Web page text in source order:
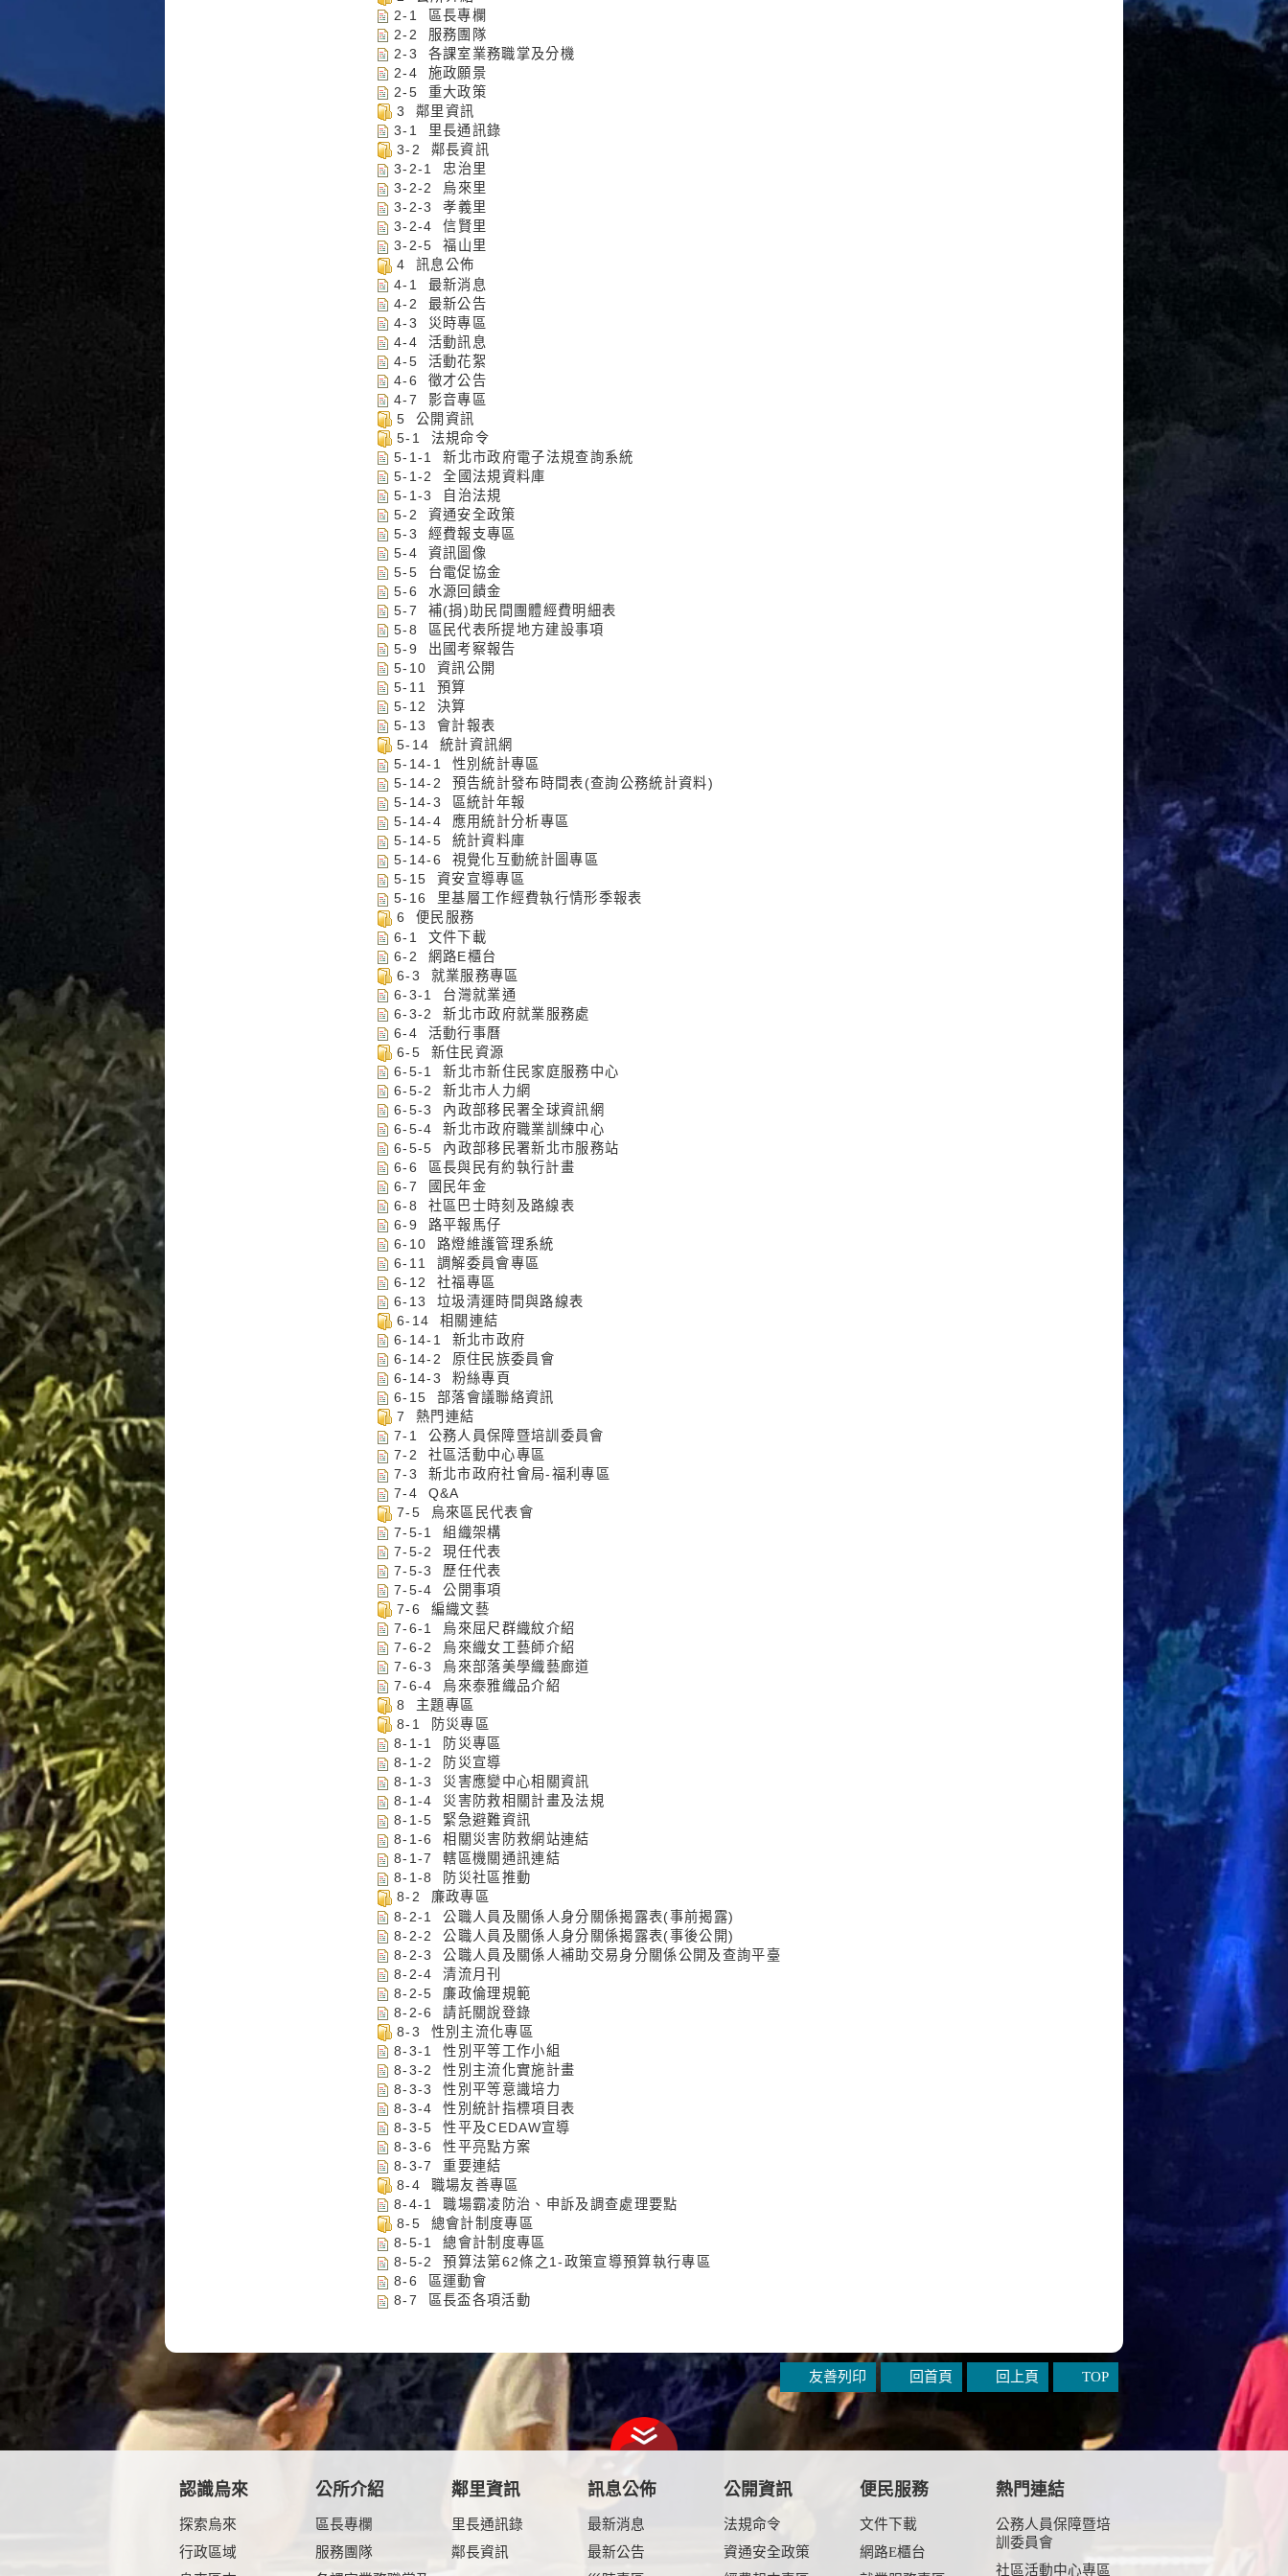
2-1 區長專欄
2-2 服務團隊
2-3 各課室業務職掌及分機
2-4 施政願景
2-5 重大政策
3 鄰里資訊
3-1 里長通訊錄
3-2 鄰長資訊
3-2-1 忠治里
3-2-2 烏來里
3-2-3 孝義里
3-2-4 信賢里
3-2-5 福山里
4 訊息公佈
4-1 最新消息
4-2 最新公告
4-3 災時專區
4-4 活動訊息
4-5 活動花絮
4-6 徵才公告
4-7 影音專區
5 公開資訊
5-1 法規命令
5-1-1 新北市政府電子法規查詢系統
5-1-2 全國法規資料庫
5-1-3 自治法規
5-2 資通安全政策
5-3 經費報支專區
5-4 資訊圖像
5-5 台電促協金
5-6 水源回饋金
5-7 補(捐)助民間團體經費明細表
5-8 區民代表所提地方建設事項
5-9 出國考察報告
5-10 資訊公開
5-11 預算
5-12 決算
5-13 會計報表
5-14 統計資訊網
5-14-1 性別統計專區
5-14-2 預告統計發布時間表(查詢公務統計資料)
5-14-3 區統計年報
5-14-4 應用統計分析專區
5-14-5 統計資料庫
5-14-6 視覺化互動統計圖專區
5-15 資安宣導專區
5-16 里基層工作經費執行情形季報表
6 便民服務
6-1 文件下載
6-2 網路E櫃台
6-3 就業服務專區
6-3-1 台灣就業通
6-3-2 新北市政府就業服務處
6-4 活動行事曆
6-5 新住民資源
6-5-1 新北市新住民家庭服務中心
6-5-2 新北市人力網
6-5-3 內政部移民署全球資訊網
6-5-4 新北市政府職業訓練中心
6-5-5 內政部移民署新北市服務站
6-6 區長與民有約執行計畫
6-7 國民年金
6-8 社區巴士時刻及路線表
6-9 路平報馬仔
6-10 路燈維護管理系統
6-11 調解委員會專區
6-12 社福專區
6-13 垃圾清運時間與路線表
6-14 相關連結
6-14-1 新北市政府
6-14-2 原住民族委員會
6-14-3 粉絲專頁
6-15 部落會議聯絡資訊
7 熱門連結
7-1 公務人員保障暨培訓委員會
7-2 社區活動中心專區
7-3 新北市政府社會局-福利專區
7-4 Q&A
7-5 烏來區民代表會
7-5-1 組織架構
7-5-2 現任代表
7-5-3 歷任代表
7-5-4 公開事項
7-6 編織文藝
7-6-1 烏來屈尺群織紋介紹
7-6-2 烏來織女工藝師介紹
7-6-3 烏來部落美學織藝廊道
7-6-4 烏來泰雅織品介紹
8 主題專區
8-1 防災專區
8-1-1 防災專區
8-1-2 防災宣導
8-1-3 災害應變中心相關資訊
8-1-4 災害防救相關計畫及法規
8-1-5 緊急避難資訊
8-1-6 相關災害防救網站連結
8-1-7 轄區機關通訊連結
8-1-8 防災社區推動
8-2 廉政專區
8-2-1 公職人員及關係人身分關係揭露表(事前揭露)
8-2-2 公職人員及關係人身分關係揭露表(事後公開)
8-2-3 公職人員及關係人補助交易身分關係公開及查詢平臺
8-2-4 清流月刊
8-2-5 廉政倫理規範
8-2-6 請託關說登錄
8-3 性別主流化專區
8-3-1 性別平等工作小組
8-3-2 性別主流化實施計畫
8-3-3 性別平等意識培力
8-3-4 性別統計指標項目表
8-3-5 性平及CEDAW宣導
8-3-6 性平亮點方案
8-3-7 重要連結
8-4 職場友善專區
8-4-1 職場霸凌防治、申訴及調查處理要點
8-5 總會計制度專區
8-5-1 總會計制度專區
8-5-2 預算法第62條之1-政策宣導預算執行專區
8-6 區運動會
8-7 區長盃各項活動
友善列印 回首頁 回上頁 TOP
認識烏來
探索烏來
行政區域
公所介紹
區長專欄
服務團隊
鄰里資訊
里長通訊錄
鄰長資訊
訊息公佈
最新消息
最新公告
公開資訊
法規命令
資通安全政策
便民服務
文件下載
網路E櫃台
熱門連結
公務人員保障暨培
訓委員會
社區活動中心專區